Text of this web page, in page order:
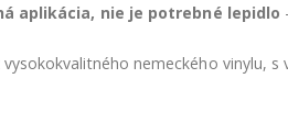
aplikácia, nie je potrebné lepidlo
vysokokvalitného nemeckého vinylu,